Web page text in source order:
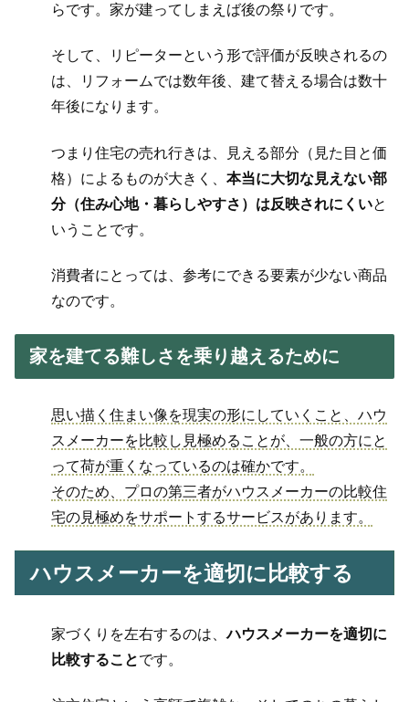
らです。家が建ってしまえば後の祭りです。
そして、リピーターという形で評価が反映されるの
は、リフォームでは数年後、建て替える場合は数十
年後になります。
つまり住宅の売れ行きは、見える部分（見た目と価
格）によるものが大きく、 本当に大切な見えない部
分（住み心地・暮らしやすさ）は反映されにくいと
いうことです。
消費者にとっては、参考にできる要素が少ない商品
なのです。
家を建てる難しさを乗り越えるために
思い描く住まい像を現実の形にしていくこと、ハウ
スメーカーを比較し見極めることが、一般の方にと
って荷が重くなっているのは確かです。
そのため、プロの第三者がハウスメーカーの比較住
宅の見極めをサポートするサービスがあります。
ハウスメーカーを適切に比較する
家づくりを左右するのは、ハウスメーカーを適切に
比較することです。